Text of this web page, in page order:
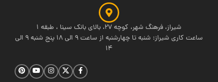
شیراز، فرهنگ شهر، کوچه 27، بالای بانک سینا ، طبقه 1
ساعت کاری شیراز: شنبه تا چهارشنبه از ساعت 9 الی 18 پنج شنبه 9 الی
14